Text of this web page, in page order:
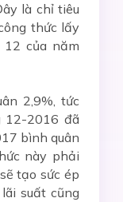
là chỉ tiêu
thức lấy
12 của năm
2,9%, tức
12-2016 đã
bình quân
này phải
tạo sức ép
suất cũng